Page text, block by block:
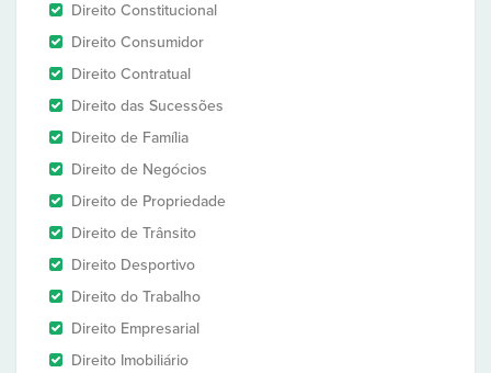
Direito Constitucional
Direito Consumidor
Direito Contratual
Direito das Sucessões
Direito de Família
Direito de Negócios
Direito de Propriedade
Direito de Trânsito
Direito Desportivo
Direito do Trabalho
Direito Empresarial
Direito Imobiliário